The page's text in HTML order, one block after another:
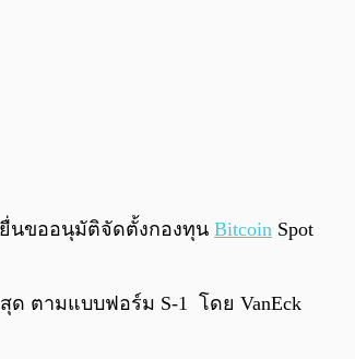
0:00 / 0:00
ยื่นขออนุมัติจัดตั้งกองทุน Bitcoin Spot
ด ตามแบบฟอร์ม S-1 โดย VanEck